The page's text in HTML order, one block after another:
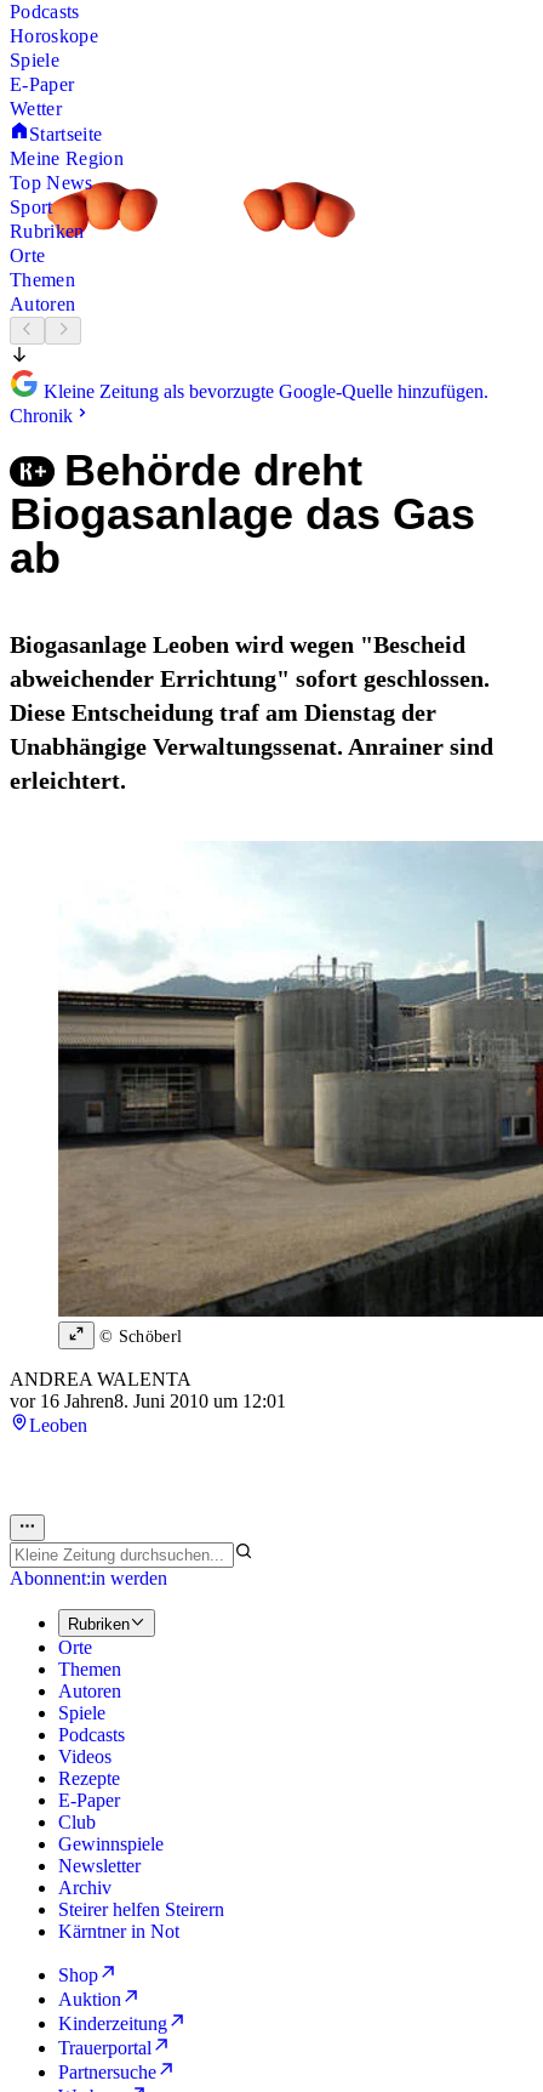
Podcasts
Horoskope
Spiele
E-Paper
Wetter
Startseite
Meine Region
Top News
Sport
Rubriken
Orte
Themen
Autoren
Kleine Zeitung als bevorzugte Google-Quelle hinzufügen.
Chronik
Behörde dreht
Biogasanlage das Gas
ab
Biogasanlage Leoben wird wegen "Bescheid
abweichender Errichtung" sofort geschlossen.
Diese Entscheidung traf am Dienstag der
Unabhängige Verwaltungssenat. Anrainer sind
erleichtert.
© Schöberl
ANDREA WALENTA
vor 16 Jahren8. Juni 2010 um 12:01
Leoben
Abonnent:in werden
Rubriken
Orte
Themen
Autoren
Spiele
Podcasts
Videos
Rezepte
E-Paper
Club
Gewinnspiele
Newsletter
Archiv
Steirer helfen Steirern
Kärntner in Not
Shop
Auktion
Kinderzeitung
Trauerportal
Partnersuche